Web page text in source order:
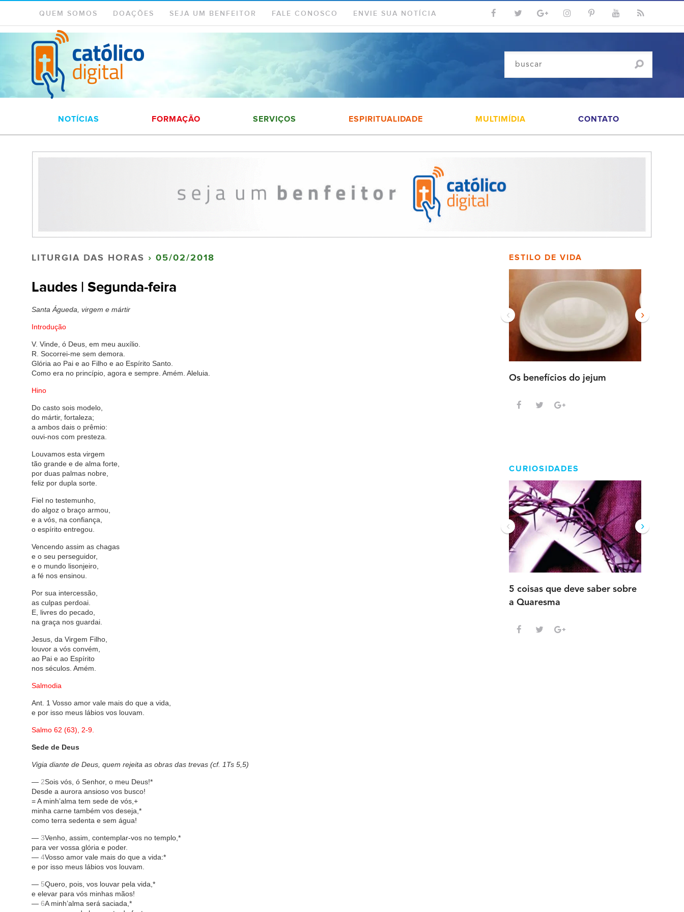
QUEM SOMOS DOAÇÕES SEJA UM BENFEITOR FALE CONOSCO ENVIE SUA NOTÍCIA
NOTÍCIAS FORMAÇÃO SERVIÇOS ESPIRITUALIDADE MULTIMÍDIA CONTATO
LITURGIA DAS HORAS › 05/02/2018
Laudes | Segunda-feira
Santa Águeda, virgem e mártir
Introdução
V. Vinde, ó Deus, em meu auxílio.
R. Socorrei-me sem demora.
Glória ao Pai e ao Filho e ao Espírito Santo.
Como era no princípio, agora e sempre. Amém. Aleluia.
Hino
Do casto sois modelo,
do mártir, fortaleza;
a ambos dais o prêmio:
ouvi-nos com presteza.
Louvamos esta virgem
tão grande e de alma forte,
por duas palmas nobre,
feliz por dupla sorte.
Fiel no testemunho,
do algoz o braço armou,
e a vós, na confiança,
o espírito entregou.
Vencendo assim as chagas
e o seu perseguidor,
e o mundo lisonjeiro,
a fé nos ensinou.
Por sua intercessão,
as culpas perdoai.
E, livres do pecado,
na graça nos guardai.
Jesus, da Virgem Filho,
louvor a vós convém,
ao Pai e ao Espírito
nos séculos. Amém.
Salmodia
Ant. 1 Vosso amor vale mais do que a vida,
e por isso meus lábios vos louvam.
Salmo 62 (63), 2-9.
Sede de Deus
Vigia diante de Deus, quem rejeita as obras das trevas (cf. 1Ts 5,5)
— 2Sois vós, ó Senhor, o meu Deus!*
Desde a aurora ansioso vos busco!
= A minh’alma tem sede de vós,+
minha carne também vos deseja,*
como terra sedenta e sem água!
— 3Venho, assim, contemplar-vos no templo,*
para ver vossa glória e poder.
— 4Vosso amor vale mais do que a vida:*
e por isso meus lábios vos louvam.
— 5Quero, pois, vos louvar pela vida,*
e elevar para vós minhas mãos!
— 6A minh’alma será saciada,*
ESTILO DE VIDA
Os benefícios do jejum
‹ ›
CURIOSIDADES
5 coisas que deve saber sobre
a Quaresma
‹ ›